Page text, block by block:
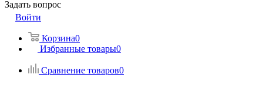
Задать вопрос
Войти
Корзина0
Избранные товары0
Сравнение товаров0